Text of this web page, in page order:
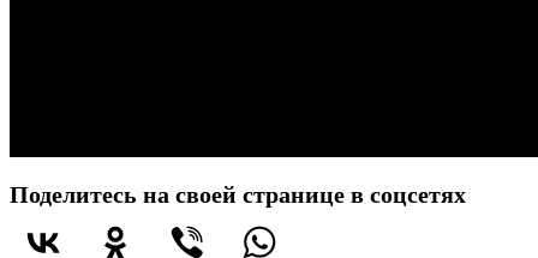
Поделитесь на своей странице в соцсетях